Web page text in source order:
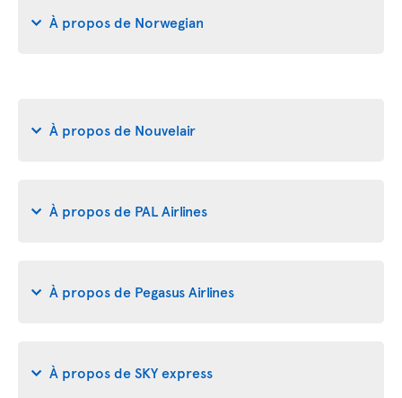
À propos de Norwegian
À propos de Nouvelair
À propos de PAL Airlines
À propos de Pegasus Airlines
À propos de SKY express